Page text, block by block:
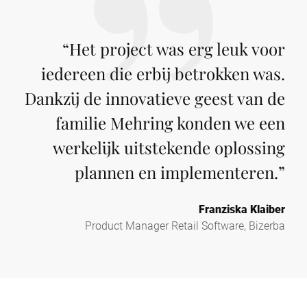
“Het project was erg leuk voor
iedereen die erbij betrokken was.
Dankzij de innovatieve geest van de
familie Mehring konden we een
werkelijk uitstekende oplossing
plannen en implementeren.”
Franziska Klaiber
Product Manager Retail Software, Bizerba